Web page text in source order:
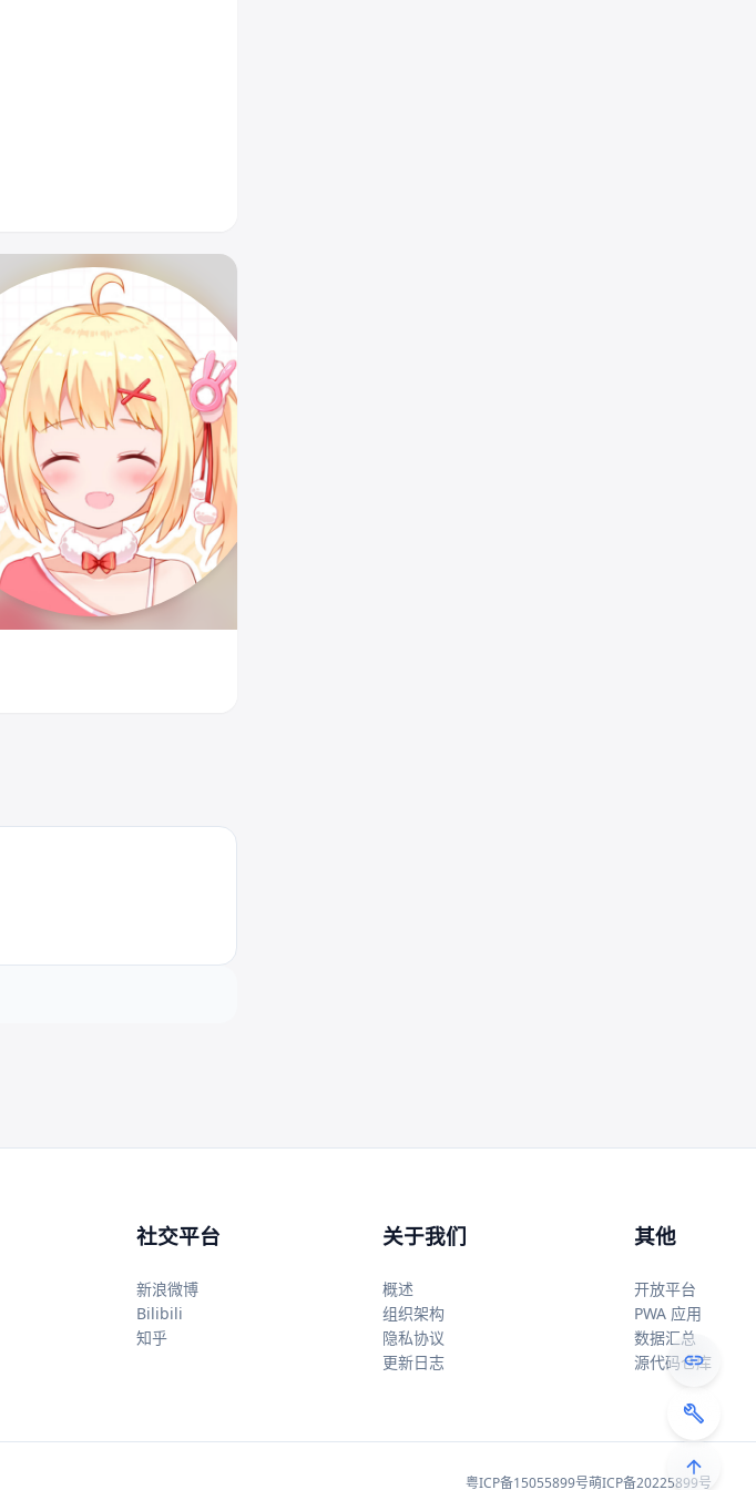
社交平台
新浪微博
Bilibili
知乎
关于我们
概述
组织架构
隐私协议
更新日志
其他
开放平台
PWA 应用
数据汇总
源代码仓库
粤ICP备15055899号萌ICP备20225899号